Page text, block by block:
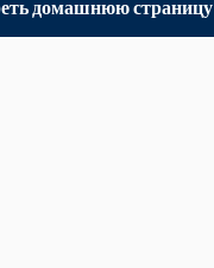
домашнюю страницу